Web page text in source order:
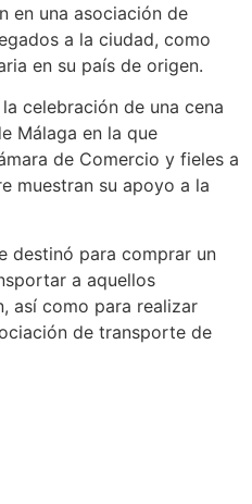
en una asociación de
a la ciudad, como
en su país de origen.
celebración de una cena
Málaga en la que
de Comercio y fieles a
muestran su apoyo a la
destinó para comprar un
a aquellos
así como para realizar
de transporte de